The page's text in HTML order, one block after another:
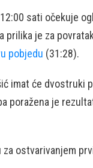
sati očekuje
je za
pobjedu (31:28).
imat će
poražena je
ostvarivanjem